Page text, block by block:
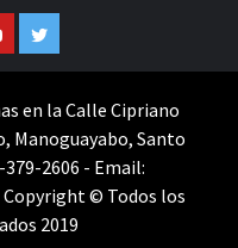
Twitter
en la Calle Cipriano
Manoguayabo, Santo
2606 - Email:
© Todos los
2019